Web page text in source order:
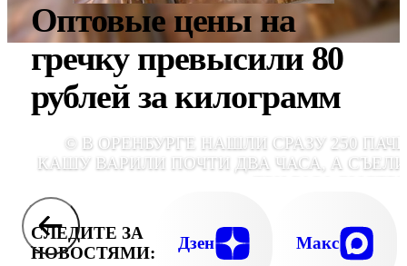
Оптовые цены на
гречку превысили 80
рублей за килограмм
© В ОРЕНБУРГЕ НАШЛИ СРАЗУ 250
КАШУ ВАРИЛИ ПОЧТИ ДВА ЧАСА, А
СЛЕДИТЕ ЗА
НОВОСТЯМИ:
Дзен Макс